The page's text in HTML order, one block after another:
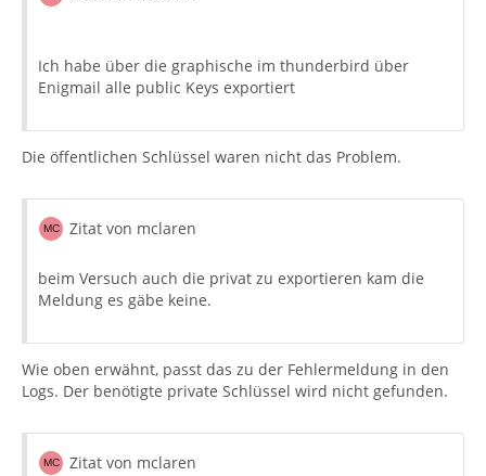
Ich habe über die graphische im thunderbird über
Enigmail alle public Keys exportiert
Die öffentlichen Schlüssel waren nicht das Problem.
Zitat von mclaren
beim Versuch auch die privat zu exportieren kam die
Meldung es gäbe keine.
Wie oben erwähnt, passt das zu der Fehlermeldung in den
Logs. Der benötigte private Schlüssel wird nicht gefunden.
Zitat von mclaren